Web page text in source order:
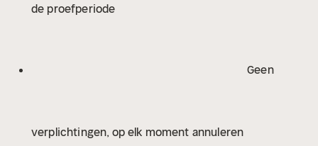
la identificación y corrección de errores comunes en
mezclas y las particularidades de tostar granos
para planificar, ejecutar y perfeccionar cada tueste,
de proefperiode
Geen
verplichtingen, op elk moment annuleren